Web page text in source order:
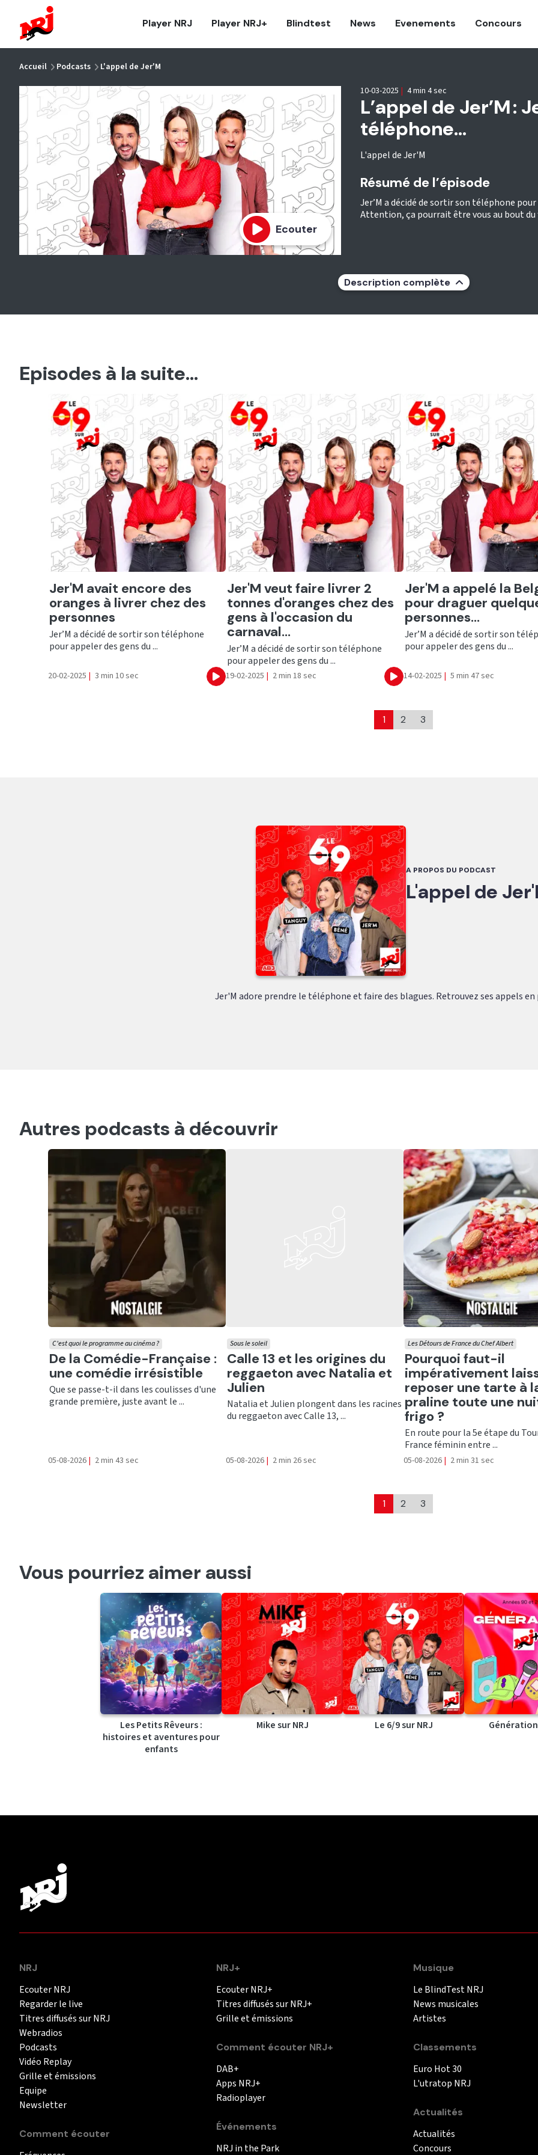
Player NRJ Player NRJ+ Blindtest News Evenements Concours
Accueil Podcasts L'appel de Jer'M
Ecouter
L’appel de Jer’M :
téléphone...
L'appel de Jer'M
10-03-2025 | 4 min 4 sec
Résumé de l’épisode
Jer’M a décidé de sortir son téléphone
Attention, ça pourrait être vous au bout du
Description complète
Episodes à la suite...
Ecouter
Jer'M avait encore des
oranges à livrer chez des
personnes
Jer’M a décidé de sortir son téléphone
pour appeler des gens du ...
20-02-2025 | 3 min 10 sec Ecouter
Ecouter
Jer'M veut faire livrer 2
tonnes d'oranges chez des
gens à l'occasion du
carnaval...
Jer’M a décidé de sortir son téléphone
pour appeler des gens du ...
19-02-2025 | 2 min 18 sec Ecouter
Ecouter
Jer'M a appelé la
pour draguer
personnes...
Jer’M a décidé de sortir son
pour appeler des gens du ...
14-02-2025 | 5 min 47 sec
1 2 3
A PROPOS DU PODCAST
L'appel de
Jer'M adore prendre le téléphone et faire des blagues. Retrouvez ses appels en
Autres podcasts à découvrir
Ecouter
De la Comédie-Française :
une comédie irrésistible
C'est quoi le programme au cinéma ?
Que se passe-t-il dans les coulisses d'une
grande première, juste avant le ...
05-08-2026 | 2 min 43 sec
Ecouter
Calle 13 et les origines du
reggaeton avec Natalia et
Julien
Sous le soleil
Natalia et Julien plongent dans les racines
du reggaeton avec Calle 13, ...
05-08-2026 | 2 min 26 sec
Ecouter
Pourquoi faut-il
impérativement
reposer une tarte à
praline toute une
frigo ?
Les Détours de France du Chef Albert
En route pour la 5e étape du
France féminin entre ...
05-08-2026 | 2 min 31 sec
1 2 3
Vous pourriez aimer aussi
Les Petits Rêveurs :
histoires et aventures pour
enfants
Mike sur NRJ Le 6/9 sur NRJ Génération
NRJ
Ecouter NRJ
Regarder le live
Titres diffusés sur NRJ
Webradios
Podcasts
Vidéo Replay
Grille et émissions
Equipe
Newsletter
Comment écouter
NRJ+
Ecouter NRJ+
Titres diffusés sur NRJ+
Grille et émissions
Comment écouter NRJ+
DAB+
Apps NRJ+
Radioplayer
Événements
NRJ in the Park
Musique
Le BlindTest NRJ
News musicales
Artistes
Classements
Euro Hot 30
L'utratop NRJ
Actualités
Actualités
Concours